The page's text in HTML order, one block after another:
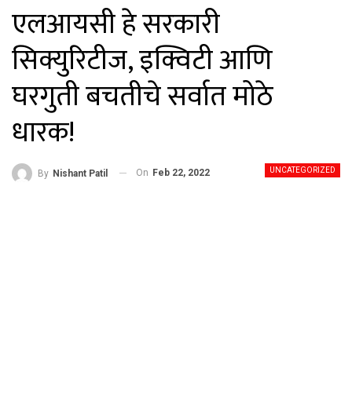
एलआयसी हे सरकारी
सिक्युरिटीज, इक्विटी आणि
घरगुती बचतीचे सर्वात मोठे
धारक!
UNCATEGORIZED
By Nishant Patil On Feb 22, 2022